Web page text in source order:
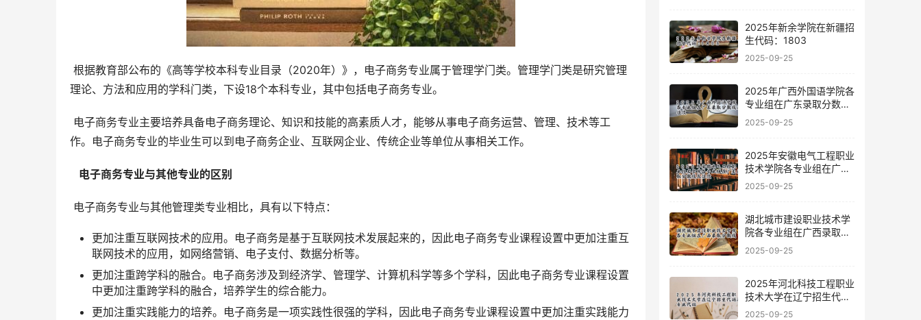
理论、方法和应用的学科门类，下设18个本科专业，其中包括电子商务专业。
作。电子商务专业的毕业生可以到电子商务企业、互联网企业、传统企业等单位从事相关工作。
  电子商务专业与其他专业的区别
电子商务专业与其他管理类专业相比，具有以下特点：
更加注重互联网技术的应用。电子商务是基于互联网技术发展起来的，因此电子商务专业课程设置中更加注重互
联网技术的应用，如网络营销、电子支付、数据分析等。
更加注重跨学科的融合。电子商务涉及到经济学、管理学、计算机科学等多个学科，因此电子商务专业课程设置
中更加注重跨学科的融合，培养学生的综合能力。
更加注重实践能力的培养。电子商务是一项实践性很强的学科，因此电子商务专业课程设置中更加注重实践能力
2025年新余学院在新疆招
生代码：1803
2025-09-25
2025年广西外国语学院各
专业组在广东录取分数线
及位次
2025-09-25
2025年安徽电气工程职业
技术学院各专业组在广东
录取分数线及位次
2025-09-25
湖北城市建设职业技术学
院各专业组在广西录取分
数线
2025-09-25
2025年河北科技工程职业
技术大学在辽宁招生代码
及专业代码
2025-09-25